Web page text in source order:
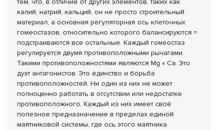
тем, что, в отличие от других элементов, таких как
калий, натрий, кальций, он не просто строительный
материал, а основная регуляторная ось клеточных
гомеостазов, относительно которого балансируются =
подстраиваются все остальные. Каждый гомеостаз
регулируется двумя противоположными рычагами.
Такими противоположностями являются Mg « Ca. Это
дуэт антагонистов. Это единство и борьба
противоположностей. Ни один из них не может
полноценно работать в отсутствии или недостатке
противоположного. Каждый из них имеет своё
полезное предназначение в пределах единой
маятниковой системы, где ось этого маятника